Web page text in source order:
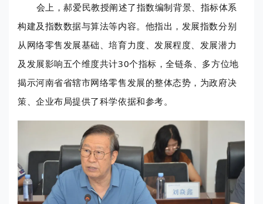
会上，郝爱民教授阐述了指数编制背景、指标体系
构建及指数数据与算法等内容。他指出，发展指数分别
从网络零售发展基础、培育力度、发展程度、发展潜力
及发展影响五个维度共计30个指标，全链条、多方位地
揭示河南省省辖市网络零售发展的整体态势，为政府决
策、企业布局提供了科学依据和参考。